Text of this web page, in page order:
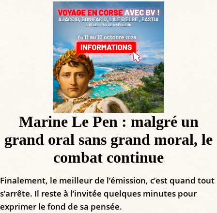
Marine Le Pen : malgré un
grand oral sans grand moral, le
combat continue
Finalement, le meilleur de l’émission, c’est quand tout
s’arrête. Il reste à l’invitée quelques minutes pour
exprimer le fond de sa pensée.